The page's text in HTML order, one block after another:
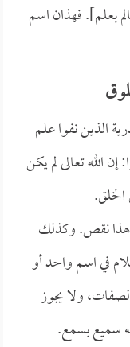
بعلم]. فهذان اسم
الذين نفوا علم
إن الله تعالى لم يكن
هذا نقص. وكذلك
في اسم واحد أو
ولا يجوز
سميع بسمع.